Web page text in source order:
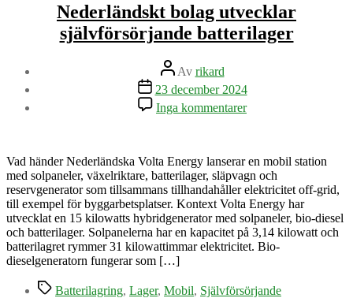
Nederländskt bolag utvecklar
självförsörjande batterilager
Inläggsförfattare
Av rikard
Inläggsdatum
23 december 2024
Inga kommentarertill
Nederländskt
självförsörjande
batterilager
Vad händer Nederländska Volta Energy lanserar en mobil station
med solpaneler, växelriktare, batterilager, släpvagn och
reservgenerator som tillsammans tillhandahåller elektricitet off-grid,
till exempel för byggarbetsplatser. Kontext Volta Energy har
utvecklat en 15 kilowatts hybridgenerator med solpaneler, bio-diesel
och batterilager. Solpanelerna har en kapacitet på 3,14 kilowatt och
batterilagret rymmer 31 kilowattimmar elektricitet. Bio-
dieselgeneratorn fungerar som […]
Etiketter
Batterilagring, Lager, Mobil, Självförsörjande